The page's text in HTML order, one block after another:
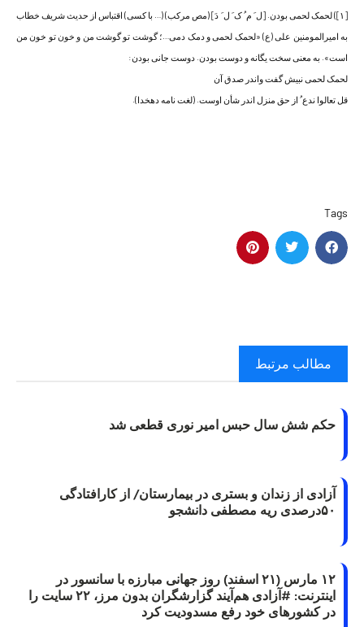
[۱]) لحمک لحمی بودن. [ل َ م ُ ک َ ل َ دَ] (مص مرکب) (… با کسی) اقتباس از حدیث شریف خطاب
به امیرالمومنین علی (ع) «لحمک لحمی و دمک دمی…؛ گوشت تو گوشت من و خون تو خون من
است». به معنی سخت یگانه و دوست بودن. دوست جانی بودن:
لحمک لحمی نبیش گفت واندر صدق آن
قل تعالوا ندع ُ از حق منزل اندر شأن اوست. (لغت نامه دهخدا).
Tags
مطالب مرتبط
حکم شش سال حبس امیر نوری قطعی شد
آزادی از زندان و بستری در بیمارستان/ از کارافتادگی
۵۰درصدی ریه مصطفی دانشجو
۱۲ مارس (۲۱ اسفند) روز جهانی مبارزه با سانسور در
اینترنت: #آزادی هم‌آیند گزارشگران‌ بدون مرز، ۲۲ سایت را
در کشورهای خود رفع مسدودیت کرد